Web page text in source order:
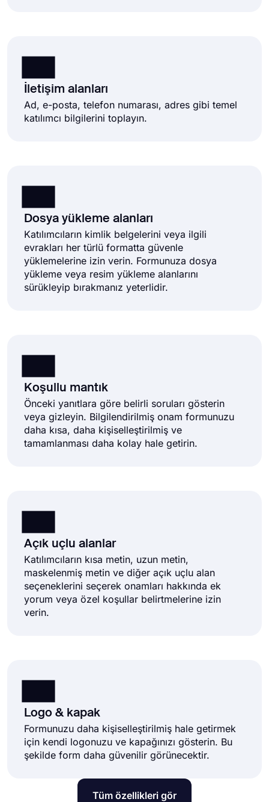
İletişim alanları
Ad, e-posta, telefon numarası, adres gibi temel
katılımcı bilgilerini toplayın.
Dosya yükleme alanları
Katılımcıların kimlik belgelerini veya ilgili
evrakları her türlü formatta güvenle
yüklemelerine izin verin. Formunuza dosya
yükleme veya resim yükleme alanlarını
sürükleyip bırakmanız yeterlidir.
Koşullu mantık
Önceki yanıtlara göre belirli soruları gösterin
veya gizleyin. Bilgilendirilmiş onam formunuzu
daha kısa, daha kişiselleştirilmiş ve
tamamlanması daha kolay hale getirin.
Açık uçlu alanlar
Katılımcıların kısa metin, uzun metin,
maskelenmiş metin ve diğer açık uçlu alan
seçeneklerini seçerek onamları hakkında ek
yorum veya özel koşullar belirtmelerine izin
verin.
Logo & kapak
Formunuzu daha kişiselleştirilmiş hale getirmek
için kendi logonuzu ve kapağınızı gösterin. Bu
şekilde form daha güvenilir görünecektir.
Tüm özellikleri gör